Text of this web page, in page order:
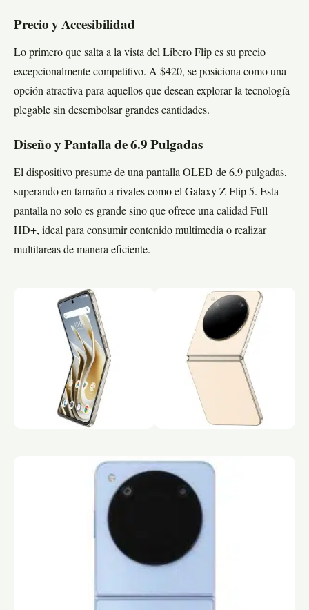
Precio y Accesibilidad
Lo primero que salta a la vista del Libero Flip es su precio
excepcionalmente competitivo. A $420, se posiciona como una
opción atractiva para aquellos que desean explorar la tecnología
plegable sin desembolsar grandes cantidades.
Diseño y Pantalla de 6.9 Pulgadas
El dispositivo presume de una pantalla OLED de 6.9 pulgadas,
superando en tamaño a rivales como el Galaxy Z Flip 5. Esta
pantalla no solo es grande sino que ofrece una calidad Full
HD+, ideal para consumir contenido multimedia o realizar
multitareas de manera eficiente.